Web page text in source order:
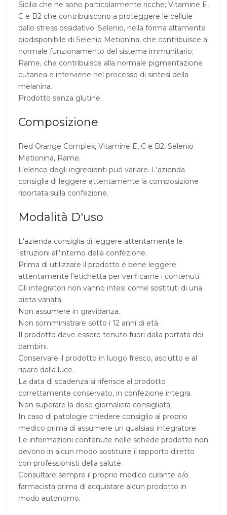
Sicilia che ne sono particolarmente ricche; Vitamine E,
C e B2 che contribuiscono a proteggere le cellule
dallo stress ossidativo; Selenio, nella forma altamente
biodisponibile di Selenio Metionina, che contribuisce al
normale funzionamento del sistema immunitario;
Rame, che contribuisce alla normale pigmentazione
cutanea e interviene nel processo di sintesi della
melanina.
Prodotto senza glutine.
Composizione
Red Orange Complex, Vitamine E, C e B2, Selenio
Metionina, Rame.
L’elenco degli ingredienti può variare. L'azienda
consiglia di leggere attentamente la composizione
riportata sulla confezione.
Modalità D'uso
L'azienda consiglia di leggere attentamente le
istruzioni all'interno della confezione.
Prima di utilizzare il prodotto è bene leggere
attentamente l'etichetta per verificarne i contenuti.
Gli integratori non vanno intesi come sostituti di una
dieta variata.
Non assumere in gravidanza.
Non somministrare sotto i 12 anni di età.
Il prodotto deve essere tenuto fuori dalla portata dei
bambini.
Conservare il prodotto in luogo fresco, asciutto e al
riparo dalla luce.
La data di scadenza si riferisce al prodotto
correttamente conservato, in confezione integra.
Non superare la dose giornaliera consigliata.
In caso di patologie chiedere consiglio al proprio
medico prima di assumere un qualsiasi integratore.
Le informazioni contenute nelle schede prodotto non
devono in alcun modo sostituire il rapporto diretto
con professionisti della salute.
Consultare sempre il proprio medico curante e/o
farmacista prima di acquistare alcun prodotto in
modo autonomo.